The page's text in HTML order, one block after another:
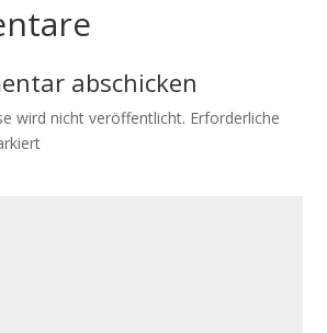
abschicken
wird nicht veröffentlicht. Erforderliche